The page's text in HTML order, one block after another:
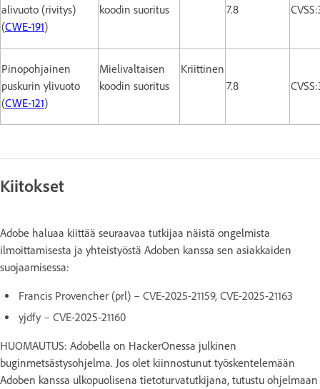
alivuoto (rivitys)
(CWE-191)
koodin suoritus
7.8
Pinopohjainen
puskurin ylivuoto
(CWE-121)
Mielivaltaisen
koodin suoritus
Kriittinen
7.8
Kiitokset
Adobe haluaa kiittää seuraavaa tutkijaa näistä ongelmista
ilmoittamisesta ja yhteistyöstä Adoben kanssa sen asiakkaiden
suojaamisessa:
Francis Provencher (prl) – CVE-2025-21159, CVE-2025-21163
yjdfy – CVE-2025-21160
HUOMAUTUS: Adobella on HackerOnessa julkinen
buginmetsästysohjelma. Jos olet kiinnostunut työskentelemään
Adoben kanssa ulkopuolisena tietoturvatutkijana, tutustu ohjelmaan